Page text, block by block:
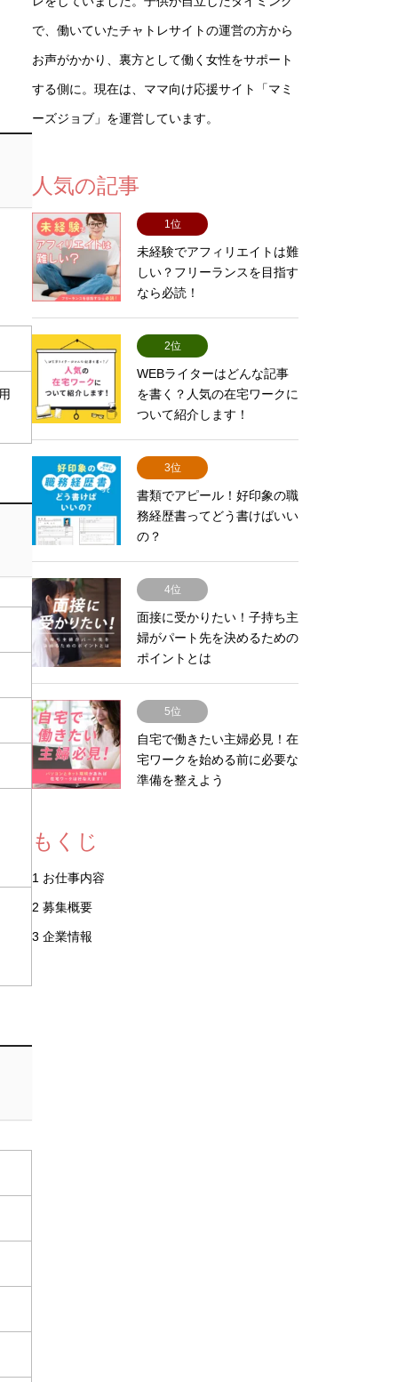
で、働いていたチャトレサイトの運営の方から
お声がかかり、裏方として働く女性をサポート
する側に。現在は、ママ向け応援サイト「マミ
ーズジョブ」を運営しています。
人気の記事
1位
未経験でアフィリエイトは難
しい？フリーランスを目指す
なら必読！
2位
WEBライターはどんな記事
を書く？人気の在宅ワークに
ついて紹介します！
3位
書類でアピール！好印象の職
務経歴書ってどう書けばいい
の？
4位
面接に受かりたい！子持ち主
婦がパート先を決めるための
ポイントとは
5位
自宅で働きたい主婦必見！在
宅ワークを始める前に必要な
準備を整えよう
もくじ
1 お仕事内容
2 募集概要
3 企業情報